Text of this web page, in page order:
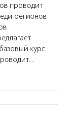
проводит
регионов
курс